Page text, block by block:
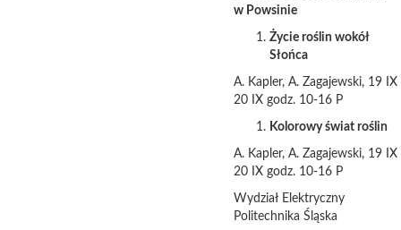
w Powsinie
Życie roślin wokół
Słońca
A. Kapler, A. Zagajewski, 19 IX
20 IX godz. 10-16 P
Kolorowy świat roślin
A. Kapler, A. Zagajewski, 19 IX
20 IX godz. 10-16 P
Wydział Elektryczny
Politechnika Śląska